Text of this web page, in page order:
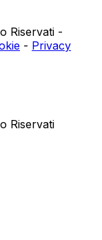
Riservati -
- Privacy
Riservati